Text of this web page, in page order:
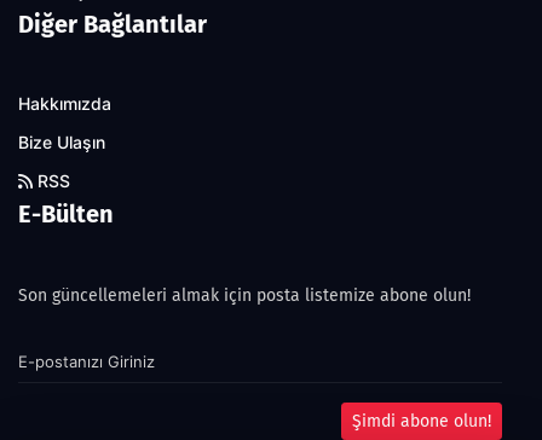
Diğer Bağlantılar
Hakkımızda
Bize Ulaşın
RSS
E-Bülten
Son güncellemeleri almak için posta listemize abone olun!
Şimdi abone olun!